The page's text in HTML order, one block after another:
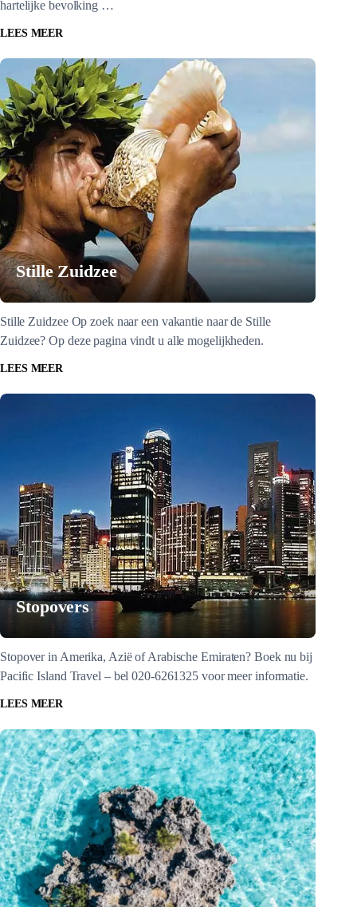
hartelijke bevolking …
LEES MEER
Stille Zuidzee
Stille Zuidzee Op zoek naar een vakantie naar de Stille
Zuidzee? Op deze pagina vindt u alle mogelijkheden.
LEES MEER
Stopovers
Stopover in Amerika, Azië of Arabische Emiraten? Boek nu bij
Pacific Island Travel – bel 020-6261325 voor meer informatie.
LEES MEER